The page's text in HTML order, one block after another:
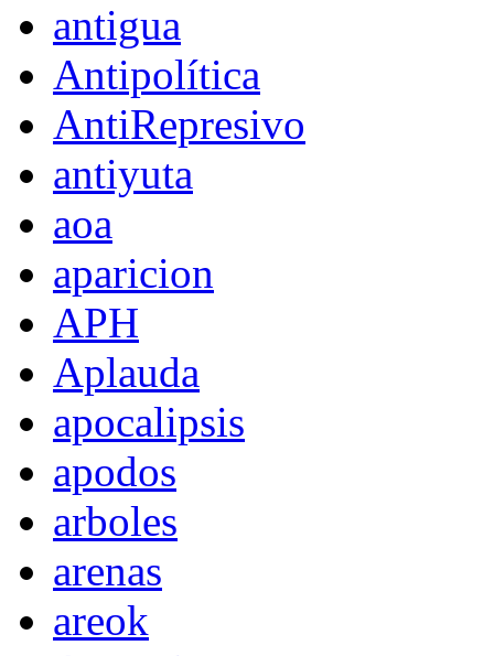
antigua
Antipolítica
AntiRepresivo
antiyuta
aoa
aparicion
APH
Aplauda
apocalipsis
apodos
arboles
arenas
areok